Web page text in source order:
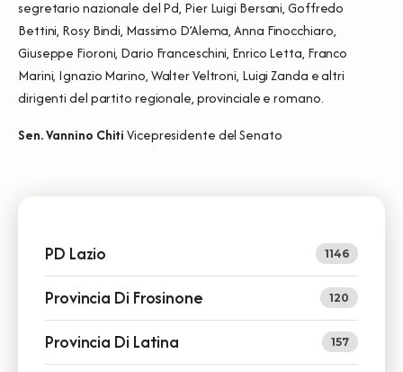
segretario nazionale del Pd, Pier Luigi Bersani, Goffredo
Bettini, Rosy Bindi, Massimo D’Alema, Anna Finocchiaro,
Giuseppe Fioroni, Dario Franceschini, Enrico Letta, Franco
Marini, Ignazio Marino, Walter Veltroni, Luigi Zanda e altri
dirigenti del partito regionale, provinciale e romano.
Sen. Vannino ChitiVicepresidente del Senato
PD Lazio 1146
Provincia Di Frosinone 120
Provincia Di Latina 157